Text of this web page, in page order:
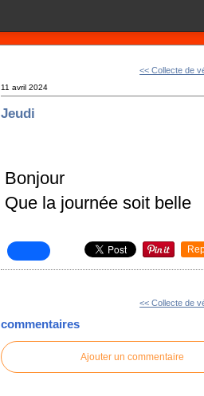
<< Collecte de
11 avril 2024
Jeudi
Bonjour
Que la journée soit belle
<< Collecte de
commentaires
Ajouter un commentaire